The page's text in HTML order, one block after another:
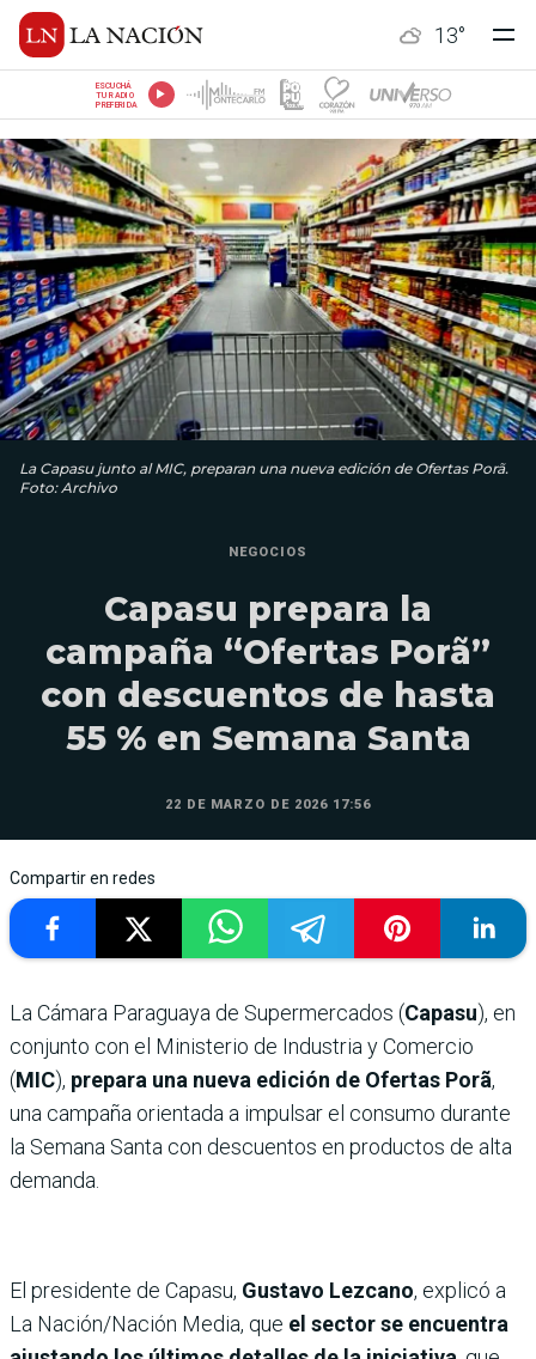
13°
ESCUCHÁ
TU RADIO
PREFERIDA
La Capasu junto al MIC, preparan una nueva edición de Ofertas Porã.
Foto: Archivo
NEGOCIOS
Capasu prepara la
campaña “Ofertas Porã”
con descuentos de hasta
55 % en Semana Santa
22 DE MARZO DE 2026 17:56
Compartir en redes
La Cámara Paraguaya de Supermercados (Capasu), en
conjunto con el Ministerio de Industria y Comercio
(MIC), prepara una nueva edición de Ofertas Porã,
una campaña orientada a impulsar el consumo durante
la Semana Santa con descuentos en productos de alta
demanda.
El presidente de Capasu, Gustavo Lezcano, explicó a
La Nación/Nación Media, que el sector se encuentra